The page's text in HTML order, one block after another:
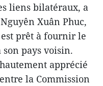
liens bilatéraux, a
Xuân Phuc,
prêt à fournir le
pays voisin.
apprécié
la Commission